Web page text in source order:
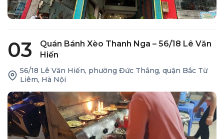
03
Quán Bánh Xèo Thanh Nga – 56/18 Lê Văn
Hiến
56/18 Lê Văn Hiến, phường Đức Thắng, quận Bắc Từ
Liêm, Hà Nội